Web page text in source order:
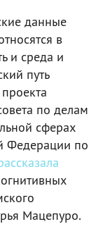
данные
в
и среда и
путь
по делам
сферах
Федерации по
Мацепуро.